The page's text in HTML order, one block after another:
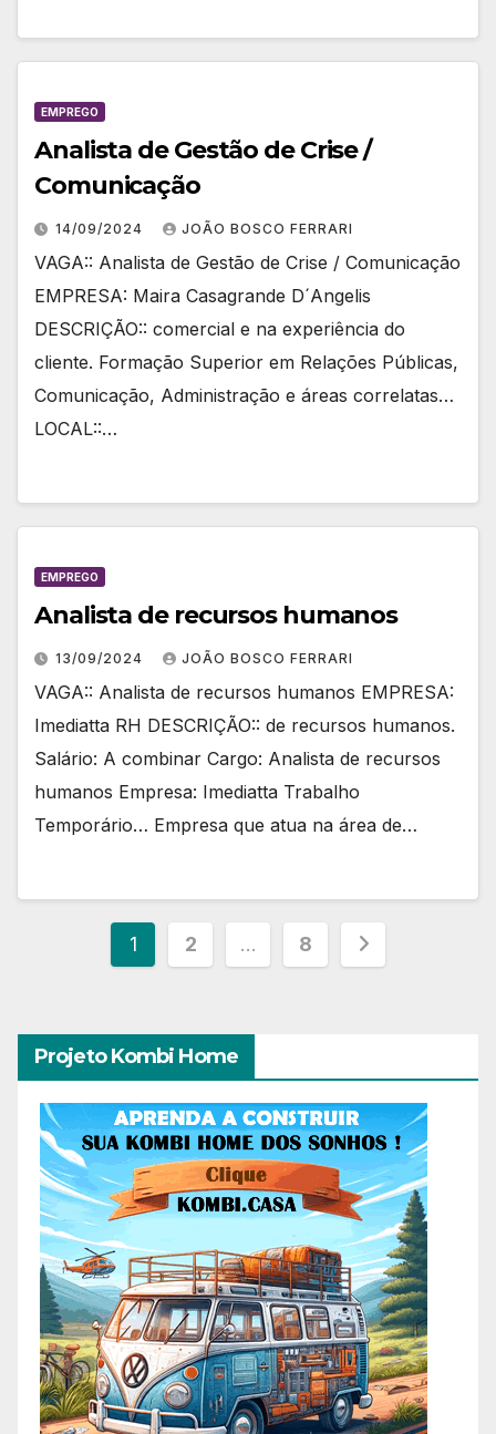
EMPREGO
Analista de Gestão de Crise /
Comunicação
14/09/2024 JOÃO BOSCO FERRARI
VAGA:: Analista de Gestão de Crise / Comunicação
EMPRESA: Maira Casagrande D´Angelis
DESCRIÇÃO:: comercial e na experiência do
cliente. Formação Superior em Relações Públicas,
Comunicação, Administração e áreas correlatas…
LOCAL::…
EMPREGO
Analista de recursos humanos
13/09/2024 JOÃO BOSCO FERRARI
VAGA:: Analista de recursos humanos EMPRESA:
Imediatta RH DESCRIÇÃO:: de recursos humanos.
Salário: A combinar Cargo: Analista de recursos
humanos Empresa: Imediatta Trabalho
Temporário… Empresa que atua na área de…
Paginação
posts
1 2 … 8
Projeto Kombi Home